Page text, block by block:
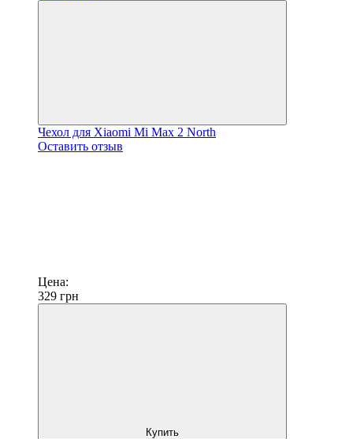
Чехол для Xiaomi Mi Max 2 North
Оставить отзыв
Цена:
329 грн
Купить